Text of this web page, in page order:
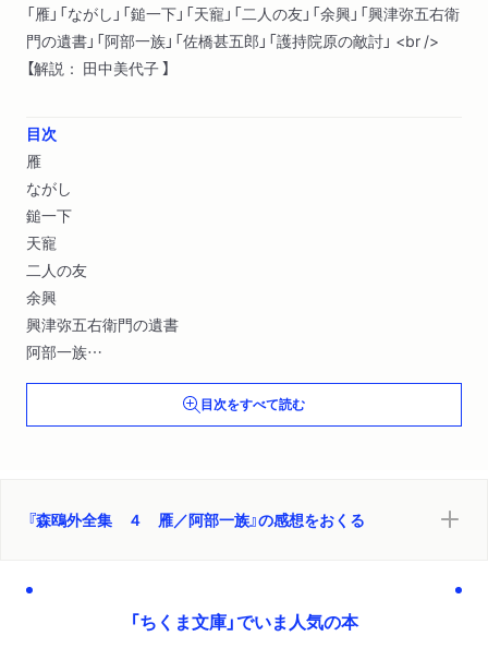
「雁」「ながし」「鎚一下」「天寵」「二人の友」「余興」「興津弥五右衛
門の遺書」「阿部一族」「佐橋甚五郎」「護持院原の敵討」 <br />
【解説： 田中美代子 】
目次
雁
ながし
鎚一下
天寵
二人の友
余興
興津弥五右衛門の遺書
阿部一族
佐橋甚五郎
目次をすべて読む
『森鴎外全集 ４ 雁／阿部一族』の感想をおくる
「ちくま文庫」でいま人気の本